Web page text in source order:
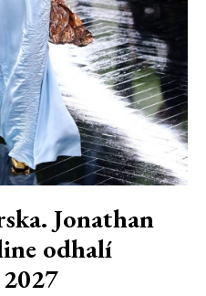
Jonathan
odhalí